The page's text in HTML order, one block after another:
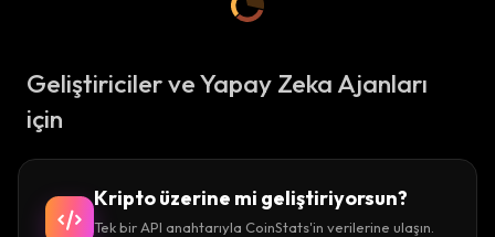
Geliştiriciler ve Yapay Zeka Ajanları
için
Kripto üzerine mi geliştiriyorsun?
Tek bir API anahtarıyla CoinStats'in verilerine ulaşın.